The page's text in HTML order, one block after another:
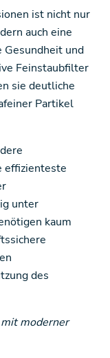
ist nicht nur
auch eine
Gesundheit und
Feinstaubfilter
sie deutliche
Partikel
effizienteste
unter
kaum
des
moderner